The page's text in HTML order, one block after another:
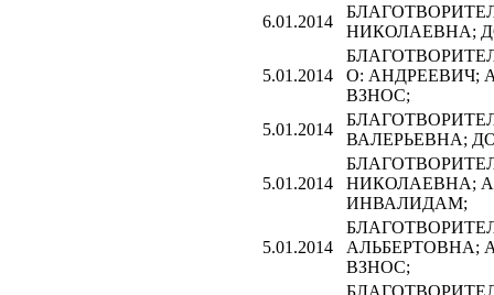
6.01.2014
НИКОЛАЕВНА;
5.01.2014
О: АНДРЕЕВИЧ;
ВЗНОС;
5.01.2014
ВАЛЕРЬЕВНА;
5.01.2014
НИКОЛАЕВНА;
ИНВАЛИДАМ;
5.01.2014
АЛЬБЕРТОВНА;
ВЗНОС;